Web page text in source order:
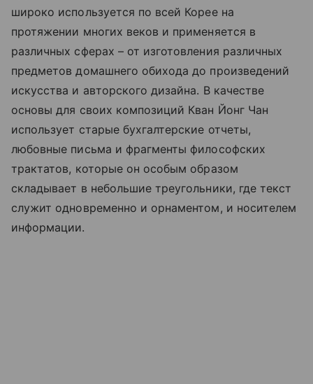
широко используется по всей Корее на
протяжении многих веков и применяется в
различных сферах – от изготовления различных
предметов домашнего обихода до произведений
искусства и авторского дизайна. В качестве
основы для своих композиций Кван Йонг Чан
использует старые бухгалтерские отчеты,
любовные письма и фрагменты философских
трактатов, которые он особым образом
складывает в небольшие треугольники, где текст
служит одновременно и орнаментом, и носителем
информации.